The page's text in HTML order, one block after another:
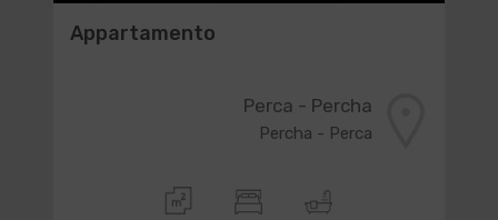
Appartamento
Perca - Percha
Percha - Perca